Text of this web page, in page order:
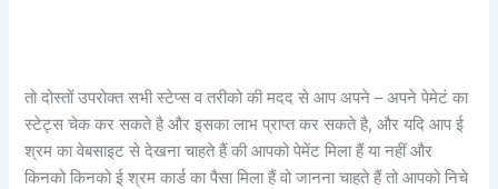
तो दोस्तों उपरोक्त सभी स्टेप्स व तरीको की मदद से आप अपने – अपने पेमेटं का
स्टेट्स चेक कर सकते है और इसका लाभ प्राप्त कर सकते है, और यदि आप ई
श्रम का वेबसाइट से देखना चाहते हैं की आपको पेमेंट मिला हैं या नहीं और
किनको किनको ई श्रम कार्ड का पैसा मिला हैं वो जानना चाहते हैं तो आपको निचे